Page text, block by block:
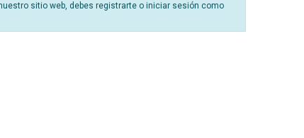
sitio web, debes registrarte o iniciar sesión como